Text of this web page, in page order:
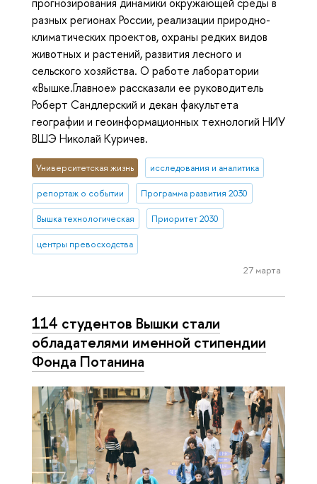
разных регионах России, реализации природно-
климатических проектов, охраны редких видов
животных и растений, развития лесного и
сельского хозяйства. О работе лаборатории
«Вышке.Главное» рассказали ее руководитель
Роберт Сандлерский и декан факультета
географии и геоинформационных технологий НИУ
ВШЭ Николай Куричев.
Университетская жизнь исследования и аналитика
репортаж о событии Программа развития 2030
Вышка технологическая Приоритет 2030
центры превосходства
27 марта
114 студентов Вышки стали
обладателями именной стипендии
Фонда Потанина